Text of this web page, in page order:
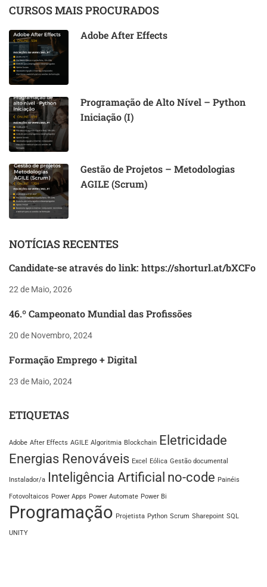
CURSOS MAIS PROCURADOS
Adobe After Effects
Programação de Alto Nível – Python
Iniciação (I)
Gestão de Projetos – Metodologias
AGILE (Scrum)
NOTÍCIAS RECENTES
Candidate-se através do link: https://shorturl.at/bXCFo
22 de Maio, 2026
46.º Campeonato Mundial das Profissões
20 de Novembro, 2024
Formação Emprego + Digital
23 de Maio, 2024
ETIQUETAS
Adobe After Effects AGILE Algoritmia Blockchain Eletricidade
Energias Renováveis Excel Eólica Gestão documental
Instalador/a Inteligência Artificial no-code Painéis
Fotovoltaicos Power Apps Power Automate Power Bi
Programação Projetista Python Scrum Sharepoint SQL
UNITY